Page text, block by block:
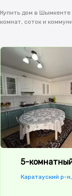
Купить дом в Шымкенте
комнат, соток и
5-
Каратауский р-